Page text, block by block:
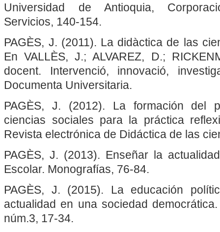
Universidad de Antioquia,
Servicios, 140-154.
PAGÈS, J. (2011). La didàctica de las
En VALLÈS, J.; ALVAREZ, D.;
docent. Intervenció, innovació,
Documenta Universitaria.
PAGÈS, J. (2012). La formación del
ciencias sociales para la práctica
Revista electrónica de Didáctica de las
PAGÈS, J. (2013). Enseñar la
Escolar. Monografías, 76-84.
PAGÈS, J. (2015). La educación
actualidad en una sociedad
núm.3, 17-34.